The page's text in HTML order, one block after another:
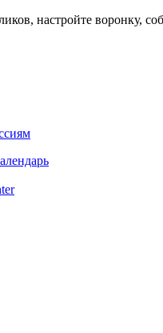
настройте воронку,